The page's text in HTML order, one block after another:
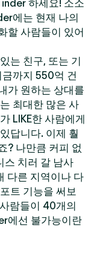
하세요! 소소
에는 현재 나의
할 사람들이 있어
는 친구, 또는 기
까지 550억 건
가 원하는 상대를
최대한 많은 사
LIKE한 사람에게
답니다. 이제 훨
? 나만큼 커피 없
스 치러 갈 남사
다른 지역이나 다
트 기능을 써보
람들이 40개의
에선 불가능이란